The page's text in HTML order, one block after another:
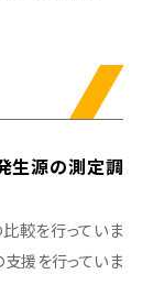
生源の測定調
較を行っていま
援を行っていま